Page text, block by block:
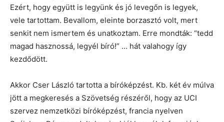
Ezért, hogy együtt is legyünk és jó levegőn is legyek,
vele tartottam. Bevallom, eleinte borzasztó volt, mert
senkit nem ismertem és unatkoztam. Erre mondták: “tedd
magad hasznossá, legyél bíró!” … hát valahogy így
kezdődött.
Akkor Cser László tartotta a bíróképzést. Kb. két év múlva
jött a megkeresés a Szövetség részéről, hogy az UCI
szervez nemzetközi bíróképzést, francia nyelven